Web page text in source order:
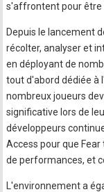
s'affrontent pour être
Depuis le lancement
récolter, analyser et
en déployant de
tout d'abord dédiée à
nombreux joueurs
significative lors de
développeurs
Access pour que
de performances, et
L'environnement a